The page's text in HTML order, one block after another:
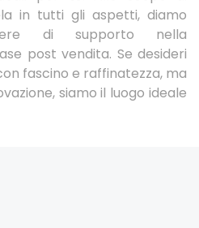
in tutti gli aspetti, diamo
di supporto nella
post vendita. Se desideri
fascino e raffinatezza, ma
siamo il luogo ideale